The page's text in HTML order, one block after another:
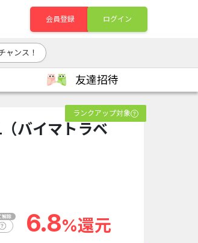
会員登録 ログイン
ャンス！
友達招待
ランクアップ対象
バイマトラベ
6.8%還元